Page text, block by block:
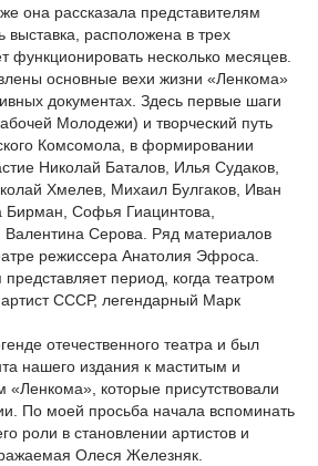
она рассказала представителям
выставка, расположена в трех
функционировать несколько месяцев.
основные вехи жизни «Ленкома»
документах. Здесь первые шаги
Молодежи) и творческий путь
Комсомола, в формировании
Николай Баталов, Илья Судаков,
Хмелев, Михаил Булгаков, Иван
Софья Гиацинтова,
Валентина Серова. Ряд материалов
режиссера Анатолия Эфроса.
период, когда театром
СССР, легендарный Марк
отечественного театра и был
нашего издания к маститым и
«Ленкома», которые присутствовали
По моей просьба начала вспоминать
роли в становлении артистов и
Олеся Железняк.